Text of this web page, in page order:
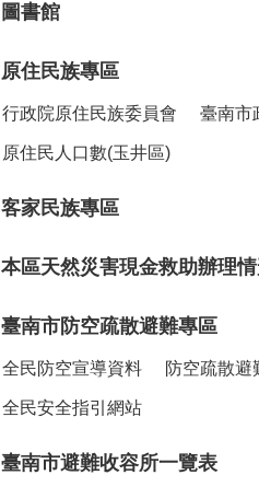
圖書館
原住民族專區
行政院原住民族委員會 臺南市
原住民人口數(玉井區)
客家民族專區
本區天然災害現金救助辦理
臺南市防空疏散避難專區
全民防空宣導資料 防空疏散避
全民安全指引網站
臺南市避難收容所一覽表